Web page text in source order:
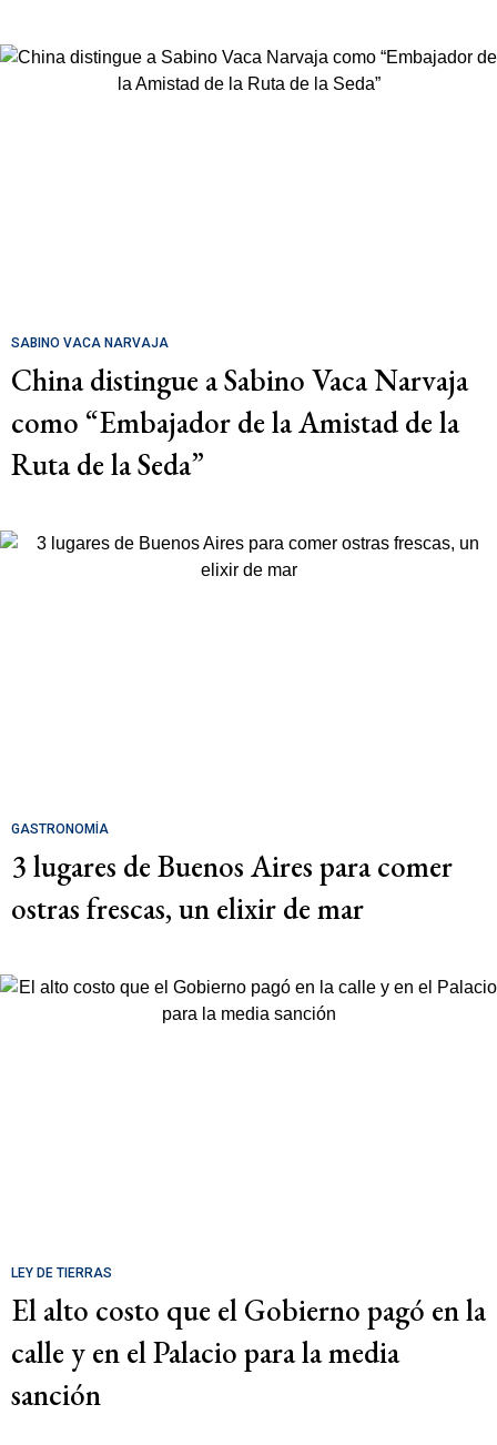
SABINO VACA NARVAJA
China distingue a Sabino Vaca Narvaja
como “Embajador de la Amistad de la
Ruta de la Seda”
GASTRONOMÍA
3 lugares de Buenos Aires para comer
ostras frescas, un elixir de mar
LEY DE TIERRAS
El alto costo que el Gobierno pagó en la
calle y en el Palacio para la media
sanción